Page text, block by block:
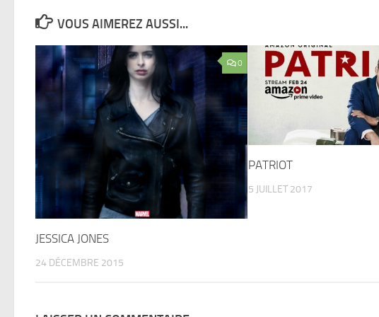
VOUS AIMEREZ AUSSI...
0
JESSICA JONES
24 DÉCEMBRE 2015
PATRIOT
5 JUILLET 2017